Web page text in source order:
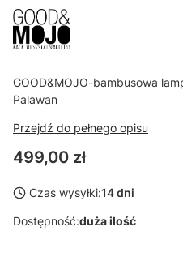
GOOD&MOJO-bambusowa
Palawan
Przejdź do pełnego opisu
Cena
499,00 zł
Czas wysyłki:14 dni
Dostępność:duża ilość